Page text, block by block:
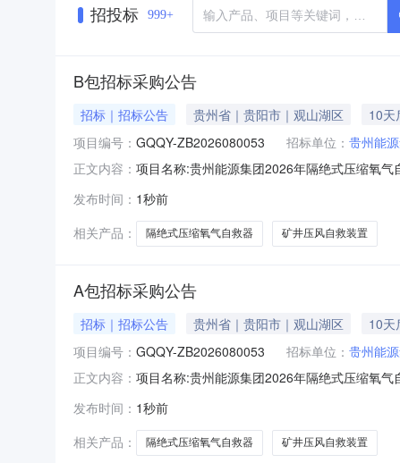
招投标 999+
B包招标采购公告
招标｜招标公告 贵州省｜贵阳市｜观山湖区 10天
项目编号： GQQY-ZB2026080053 招标单位： 贵州能
正文内容： 项目名称:贵州能源集团2026年隔绝式压缩氧
公司仓库。3.主要采购内容简介：序号：1；
定
发布时间： 1秒前
相关产品：
隔绝式压缩氧气自救器 矿井压风自救装置
A包招标采购公告
招标｜招标公告 贵州省｜贵阳市｜观山湖区 10天
项目编号： GQQY-ZB2026080053 招标单位： 贵州能
正文内容： 项目名称:贵州能源集团2026年隔绝式压缩氧
公司仓库。3.主要采购内容简介：序号：1；
定
发布时间： 1秒前
相关产品：
隔绝式压缩氧气自救器 矿井压风自救装置